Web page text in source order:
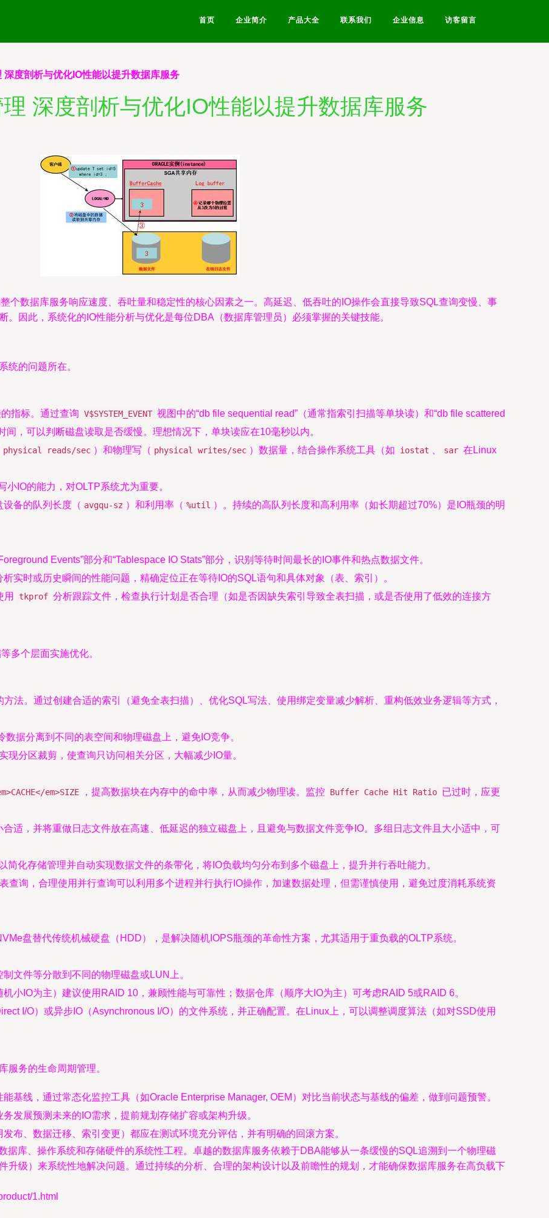
首页 企业简介 产品大全 联系我们 企业信息 访客留言
深度剖析与优化IO性能以提升数据库服务
深度剖析与优化IO性能以提升数据库服务
个数据库服务响应速度、吞吐量和稳定性的核心因素之一。高延迟、低吞吐的IO操作会直接导致SQL查询变慢、事
因此，系统化的IO性能分析与优化是每位DBA（数据库管理员）必须掌握的关键技能。
统的问题所在。
的指标。通过查询 V$SYSTEM_EVENT 视图中的“db file sequential read”（通常指索引扫描等单块读）和“db file scattered
，可以判断磁盘读取是否缓慢。理想情况下，单块读应在10毫秒以内。
physical reads/sec ）和物理写（ physical writes/sec ）数据量，结合操作系统工具（如 iostat sar 在Linux
小IO的能力，对OLTP系统尤为重要。
设备的队列长度（ avgqu-sz ）和利用率（ %util ）。持续的高队列长度和高利用率（如长期超过70%）是IO瓶颈的明
Events”部分和“Tablespace IO Stats”部分，识别等待时间最长的IO事件和热点数据文件。
析实时或历史瞬间的性能问题，精确定位正在等待IO的SQL语句和具体对象（表、索引）。
用 tkprof 分析跟踪文件，检查执行计划是否合理（如是否因缺失索引导致全表扫描，或是否使用了低效的连接方
多个层面实施优化。
方法。通过创建合适的索引（避免全表扫描）、优化SQL写法、使用绑定变量减少解析、重构低效业务逻辑等方式，
数据分离到不同的表空间和物理磁盘上，避免IO竞争。
现分区裁剪，使查询只访问相关分区，大幅减少IO量。
em>SIZE ，提高数据块在内存中的命中率，从而减少物理读。监控 Buffer Cache Hit Ratio 已过时，应更
合适，并将重做日志文件放在高速、低延迟的独立磁盘上，且避免与数据文件竞争IO。多组日志文件且大小适中，可
简化存储管理并自动实现数据文件的条带化，将IO负载均匀分布到多个磁盘上，提升并行吞吐能力。
表查询，合理使用并行查询可以利用多个进程并行执行IO操作，加速数据处理，但需谨慎使用，避免过度消耗系统资
盘替代传统机械硬盘（HDD），是解决随机IOPS瓶颈的革命性方案，尤其适用于重负载的OLTP系统。
文件等分散到不同的物理磁盘或LUN上。
小IO为主）建议使用RAID 10，兼顾性能与可靠性；数据仓库（顺序大IO为主）可考虑RAID 5或RAID 6。
I/O）或异步IO（Asynchronous I/O）的文件系统，并正确配置。在Linux上，可以调整调度算法（如对SSD使用
服务的生命周期管理。
能基线，通过常态化监控工具（如Oracle Enterprise Manager, OEM）对比当前状态与基线的偏差，做到问题预警。
发展预测未来的IO需求，提前规划存储扩容或架构升级。
布、数据迁移、索引变更）都应在测试环境充分评估，并有明确的回滚方案。
据库、操作系统和存储硬件的系统性工程。卓越的数据库服务依赖于DBA能够从一条缓慢的SQL追溯到一个物理磁
升级）来系统性地解决问题。通过持续的分析、合理的架构设计以及前瞻性的规划，才能确保数据库服务在高负载下
1.html